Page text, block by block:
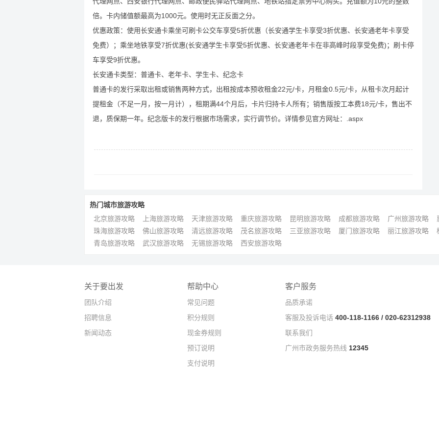
倍。卡内储值额最高为1000元。使用时无正反面之分。
优惠政策：使用长安通卡乘坐可刷卡公交车享受5折优惠（长安通学生卡享受3折优惠、长安通老年卡享受
免费）；乘坐地铁享受7折优惠(长安通学生卡享受5折优惠、长安通老年卡在非高峰时段享受免费)；刷卡停
车享受9折优惠。
长安通卡类型：普通卡、老年卡、学生卡、纪念卡
普通卡的发行采取出租或销售两种方式，出租按成本预收租金22元/卡，月租金0.5元/卡，从租卡次月起计
提租金（不足一月，按一月计），租期满44个月后，卡片归持卡人所有；销售版按工本费18元/卡，售出不
退，质保期一年。纪念版卡的发行根据市场需求，实行调节价。详情参见官方网址：.aspx
热门城市旅游攻略
北京旅游攻略
上海旅游攻略 天津旅游攻略 重庆旅游攻略 昆明旅游攻略 成都旅游攻略 广州旅游攻略
珠海旅游攻略
佛山旅游攻略 清远旅游攻略 茂名旅游攻略 三亚旅游攻略 厦门旅游攻略 丽江旅游攻略
青岛旅游攻略
武汉旅游攻略 无锡旅游攻略 西安旅游攻略
关于要出发
团队介绍
招聘信息
新闻动态
帮助中心
常见问题
积分规则
现金券规则
预订说明
支付说明
客户服务
品质承诺
客服及投诉电话 400-118-1166 / 020-62312938
联系我们
广州市政务服务热线 12345